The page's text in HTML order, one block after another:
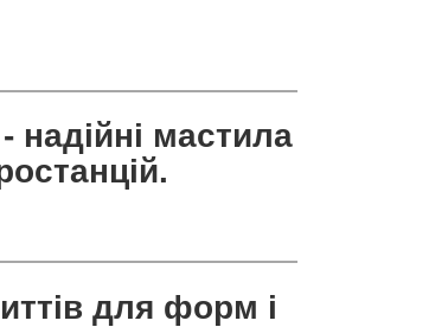
надійні мастила
для форм і